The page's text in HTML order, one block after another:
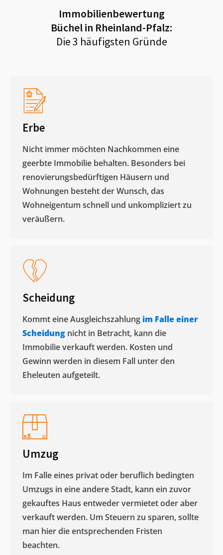
Immobilienbewertung
Büchel in Rheinland-Pfalz:
Die 3 häufigsten Gründe
Erbe
Nicht immer möchten Nachkommen eine
geerbte Immobilie behalten. Besonders bei
renovierungsbedürftigen Häusern und
Wohnungen besteht der Wunsch, das
Wohneigentum schnell und unkompliziert zu
veräußern. ​
Scheidung
Kommt eine Ausgleichszahlung im Falle einer
Scheidung nicht in Betracht, kann die
Immobilie verkauft werden. Kosten und
Gewinn werden in diesem Fall unter den
Eheleuten aufgeteilt.​
Umzug
Im Falle eines privat oder beruflich bedingten
Umzugs in eine andere Stadt, kann ein zuvor
gekauftes Haus entweder vermietet oder aber
verkauft werden. Um Steuern zu sparen, sollte
man hier die entsprechenden Fristen
beachten.